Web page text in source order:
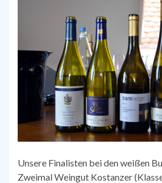
Unsere Finalisten bei den weißen
Zweimal Weingut Kostanzer